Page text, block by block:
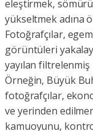
eleştirmek,
yükseltmek adına
Fotoğrafçılar,
görüntüleri
yayılan
Örneğin, Büyük
fotoğrafçılar,
ve yerinden
kamuoyunu,